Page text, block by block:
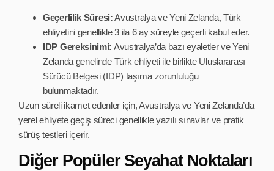
Geçerlilik Süresi:Avustralya ve Yeni Zelanda, Türk
ehliyetini genellikle 3 ila 6 ay süreyle geçerli kabul eder.
IDP Gereksinimi: Avustralya’da bazı eyaletler ve Yeni
Zelanda genelinde Türk ehliyeti ile birlikte Uluslararası
Sürücü Belgesi (IDP) taşıma zorunluluğu
bulunmaktadır.
Uzun süreli ikamet edenler için, Avustralya ve Yeni Zelanda’da
yerel ehliyete geçiş süreci genellikle yazılı sınavlar ve pratik
sürüş testleri içerir.
Diğer Popüler Seyahat Noktaları